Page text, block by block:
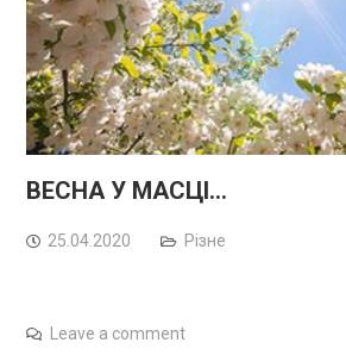
ВЕСНА У МАСЦІ…
25.04.2020 Різне
Leave a comment